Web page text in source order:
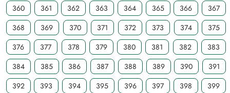
360
361 362 363 364 365 366
367
368
369 370 371 372 373 374
375
376
377 378 379 380 381 382
383
384
385 386 387 388 389 390
391
392
393 394 395 396 397 398 399